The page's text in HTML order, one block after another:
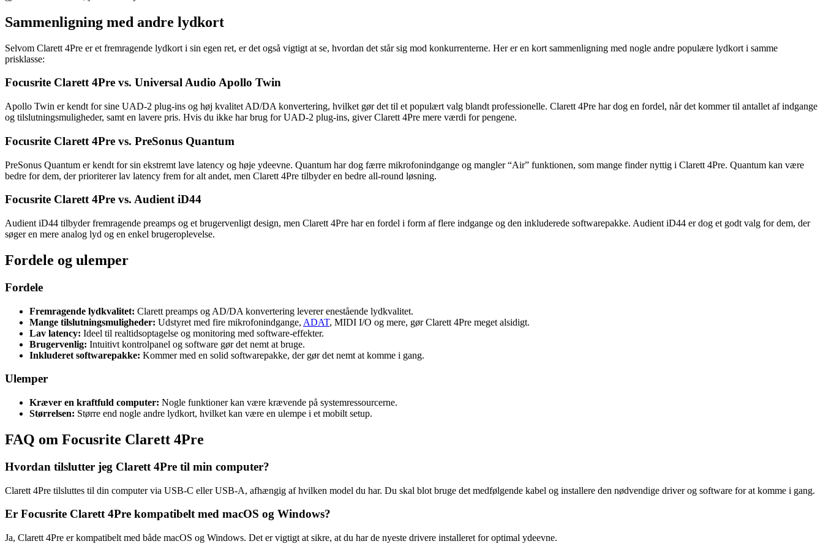
Sammenligning med andre lydkort
Selvom Clarett 4Pre er et fremragende lydkort i sin egen ret, er det også vigtigt at se, hvordan det står sig mod konkurrenterne. Her er en kort sammenligning med nogle andre populære lydkort i samme
prisklasse:
Focusrite Clarett 4Pre vs. Universal Audio Apollo Twin
Apollo Twin er kendt for sine UAD-2 plug-ins og høj kvalitet AD/DA konvertering, hvilket gør det til et populært valg blandt professionelle. Clarett 4Pre har dog en fordel, når det kommer til antallet af indgange
og tilslutningsmuligheder, samt en lavere pris. Hvis du ikke har brug for UAD-2 plug-ins, giver Clarett 4Pre mere værdi for pengene.
Focusrite Clarett 4Pre vs. PreSonus Quantum
PreSonus Quantum er kendt for sin ekstremt lave latency og høje ydeevne. Quantum har dog færre mikrofonindgange og mangler “Air” funktionen, som mange finder nyttig i Clarett 4Pre. Quantum kan være
bedre for dem, der prioriterer lav latency frem for alt andet, men Clarett 4Pre tilbyder en bedre all-round løsning.
Focusrite Clarett 4Pre vs. Audient iD44
Audient iD44 tilbyder fremragende preamps og et brugervenligt design, men Clarett 4Pre har en fordel i form af flere indgange og den inkluderede softwarepakke. Audient iD44 er dog et godt valg for dem, der
søger en mere analog lyd og en enkel brugeroplevelse.
Fordele og ulemper
Fordele
Fremragende lydkvalitet: Clarett preamps og AD/DA konvertering leverer enestående lydkvalitet.
Mange tilslutningsmuligheder: Udstyret med fire mikrofonindgange, ADAT, MIDI I/O og mere, gør Clarett 4Pre meget alsidigt.
Lav latency: Ideel til realtidsoptagelse og monitoring med software-effekter.
Brugervenlig: Intuitivt kontrolpanel og software gør det nemt at bruge.
Inkluderet softwarepakke: Kommer med en solid softwarepakke, der gør det nemt at komme i gang.
Ulemper
Kræver en kraftfuld computer: Nogle funktioner kan være krævende på systemressourcerne.
Størrelsen: Større end nogle andre lydkort, hvilket kan være en ulempe i et mobilt setup.
FAQ om Focusrite Clarett 4Pre
Hvordan tilslutter jeg Clarett 4Pre til min computer?
Clarett 4Pre tilsluttes til din computer via USB-C eller USB-A, afhængig af hvilken model du har. Du skal blot bruge det medfølgende kabel og installere den nødvendige driver og software for at komme i gang.
Er Focusrite Clarett 4Pre kompatibelt med macOS og Windows?
Ja, Clarett 4Pre er kompatibelt med både macOS og Windows. Det er vigtigt at sikre, at du har de nyeste drivere installeret for optimal ydeevne.